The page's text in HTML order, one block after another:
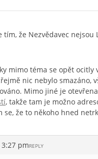
tím, že Nezvědavec nejsou
mimo téma se opět ocitly
nic nebylo smazáno,
Mimo jiné je otevřena
, takže tam je možno
se, že to někoho hned
3:27 pmREPLY